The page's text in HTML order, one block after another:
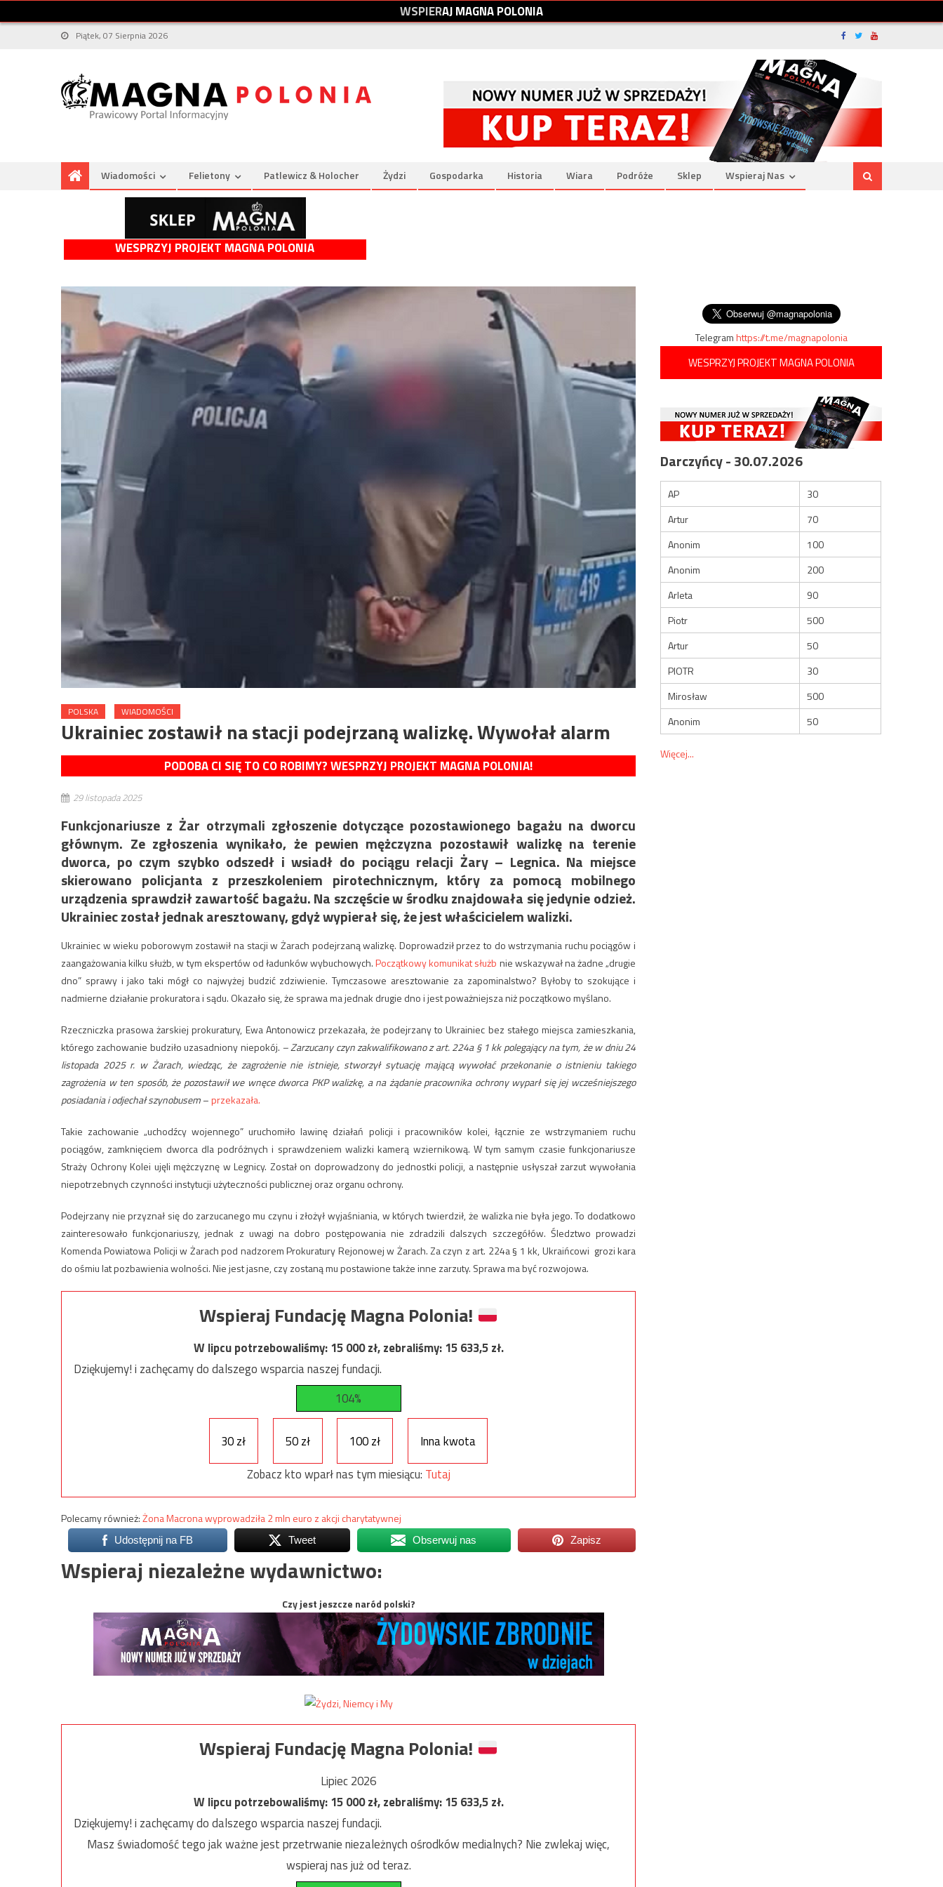
WSPIERAJMAGNAPOLONIA
Piątek, 07 Sierpnia 2026
Wiadomości Felietony Patlewicz & Holocher Żydzi Gospodarka Historia Wiara Podróże Sklep Wspieraj Nas
WESPRZYJ PROJEKT MAGNA POLONIA
POLSKA WIADOMOŚCI
Ukrainiec zostawił na stacji podejrzaną walizkę. Wywołał alarm
PODOBA CI SIĘ TO CO ROBIMY? WESPRZYJ PROJEKT MAGNA POLONIA!
29 listopada 2025
Funkcjonariusze z Żar otrzymali zgłoszenie dotyczące pozostawionego bagażu na dworcu
głównym. Ze zgłoszenia wynikało, że pewien mężczyzna pozostawił walizkę na terenie
dworca, po czym szybko odszedł i wsiadł do pociągu relacji Żary – Legnica. Na miejsce
skierowano policjanta z przeszkoleniem pirotechnicznym, który za pomocą mobilnego
urządzenia sprawdził zawartość bagażu. Na szczęście w środku znajdowała się jedynie odzież.
Ukrainiec został jednak aresztowany, gdyż wypierał się, że jest właścicielem walizki.
Ukrainiec w wieku poborowym zostawił na stacji w Żarach podejrzaną walizkę. Doprowadził przez to do wstrzymania ruchu pociągów i
zaangażowania kilku służb, w tym ekspertów od ładunków wybuchowych.Początkowy komunikat służb nie wskazywał na żadne „drugie
dno” sprawy i jako taki mógł co najwyżej budzić zdziwienie. Tymczasowe aresztowanie za zapominalstwo? Byłoby to szokujące i
nadmierne działanie prokuratora i sądu. Okazało się, że sprawa ma jednak drugie dno i jest poważniejsza niż początkowo myślano.
Rzeczniczka prasowa żarskiej prokuratury, Ewa Antonowicz przekazała, że podejrzany to Ukrainiec bez stałego miejsca zamieszkania,
którego zachowanie budziło uzasadniony niepokój. – Zarzucany czyn zakwalifikowano z art. 224a § 1 kk polegający na tym, że w dniu 24
listopada 2025 r. w Żarach, wiedząc, że zagrożenie nie istnieje, stworzył sytuację mającą wywołać przekonanie o istnieniu takiego
zagrożenia w ten sposób, że pozostawił we wnęce dworca PKP walizkę, a na żądanie pracownika ochrony wyparł się jej wcześniejszego
posiadania i odjechał szynobusem–przekazała.
Takie zachowanie „uchodźcy wojennego” uruchomiło lawinę działań policji i pracowników kolei, łącznie ze wstrzymaniem ruchu
pociągów, zamknięciem dworca dla podróżnych i sprawdzeniem walizki kamerą wziernikową. W tym samym czasie funkcjonariusze
Straży Ochrony Kolei ujęli mężczyznę w Legnicy. Został on doprowadzony do jednostki policji, a następnie usłyszał zarzut wywołania
niepotrzebnych czynności instytucji użyteczności publicznej oraz organu ochrony.
Podejrzany nie przyznał się do zarzucanego mu czynu i złożył wyjaśniania, w których twierdził, że walizka nie była jego. To dodatkowo
zainteresowało funkcjonariuszy, jednak z uwagi na dobro postępowania nie zdradzili dalszych szczegółów. Śledztwo prowadzi
Komenda Powiatowa Policji w Żarach pod nadzorem Prokuratury Rejonowej w Żarach. Za czyn z art. 224a § 1 kk, Ukraińcowi grozi kara
do ośmiu lat pozbawienia wolności. Nie jest jasne, czy zostaną mu postawione także inne zarzuty. Sprawa ma być rozwojowa.
Wspieraj Fundację Magna Polonia!
W lipcu potrzebowaliśmy:15 000zł, zebraliśmy:15 633,5zł.
Dziękujemy! i zachęcamy do dalszego wsparcia naszej fundacji.
104%
30 zł 50 zł 100 zł
Inna kwota
Zobacz kto wparł nas tym miesiącu: Tutaj
Polecamy również:Żona Macrona wyprowadziła 2 mln euro z akcji charytatywnej
Udostępnij na FB Tweet Obserwuj nas Zapisz
Wspieraj niezależne wydawnictwo:
Czy jest jeszcze naród polski?
Wspieraj Fundację Magna Polonia!
Lipiec 2026
W lipcu potrzebowaliśmy:15 000zł, zebraliśmy:15 633,5zł.
Dziękujemy! i zachęcamy do dalszego wsparcia naszej fundacji.
Masz świadomość tego jak ważne jest przetrwanie niezależnych ośrodków medialnych? Nie zwlekaj więc,
wspieraj nas już od teraz.
Telegramhttps://t.me/magnapolonia
WESPRZYJ PROJEKT MAGNA POLONIA
Darczyńcy - 30.07.2026
AP
30
Artur
70
Anonim
100
Anonim
200
Arleta
90
Piotr
500
Artur
50
PIOTR
30
Mirosław
500
Anonim
50
Więcej...